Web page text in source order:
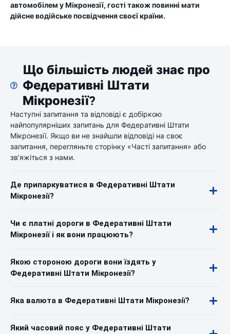
автомобілем у Мікронезії, гості також повинні мати
дійсне водійське посвідчення своєї країни.
Що більшість людей знає про
Федеративні Штати
Мікронезії?
Наступні запитання та відповіді є добіркою
найпопулярніших запитань для Федеративні Штати
Мікронезії. Якщо ви не знайшли відповіді на своє
запитання, перегляньте сторінку «Часті запитання» або
зв’яжіться з нами.
Де припаркуватися в Федеративні Штати
Мікронезії?
Чи є платні дороги в Федеративні Штати
Мікронезії і як вони працюють?
Якою стороною дороги вони їздять у
Федеративні Штати Мікронезії?
Яка валюта в Федеративні Штати Мікронезії?
Який часовий пояс у Федеративні Штати